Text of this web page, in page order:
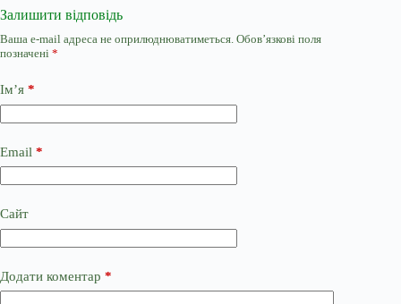
Залишити відповідь
Ваша e-mail адреса не оприлюднюватиметься. Обов’язкові поля
позначені *
Ім’я *
Email *
Сайт
Додати коментар *